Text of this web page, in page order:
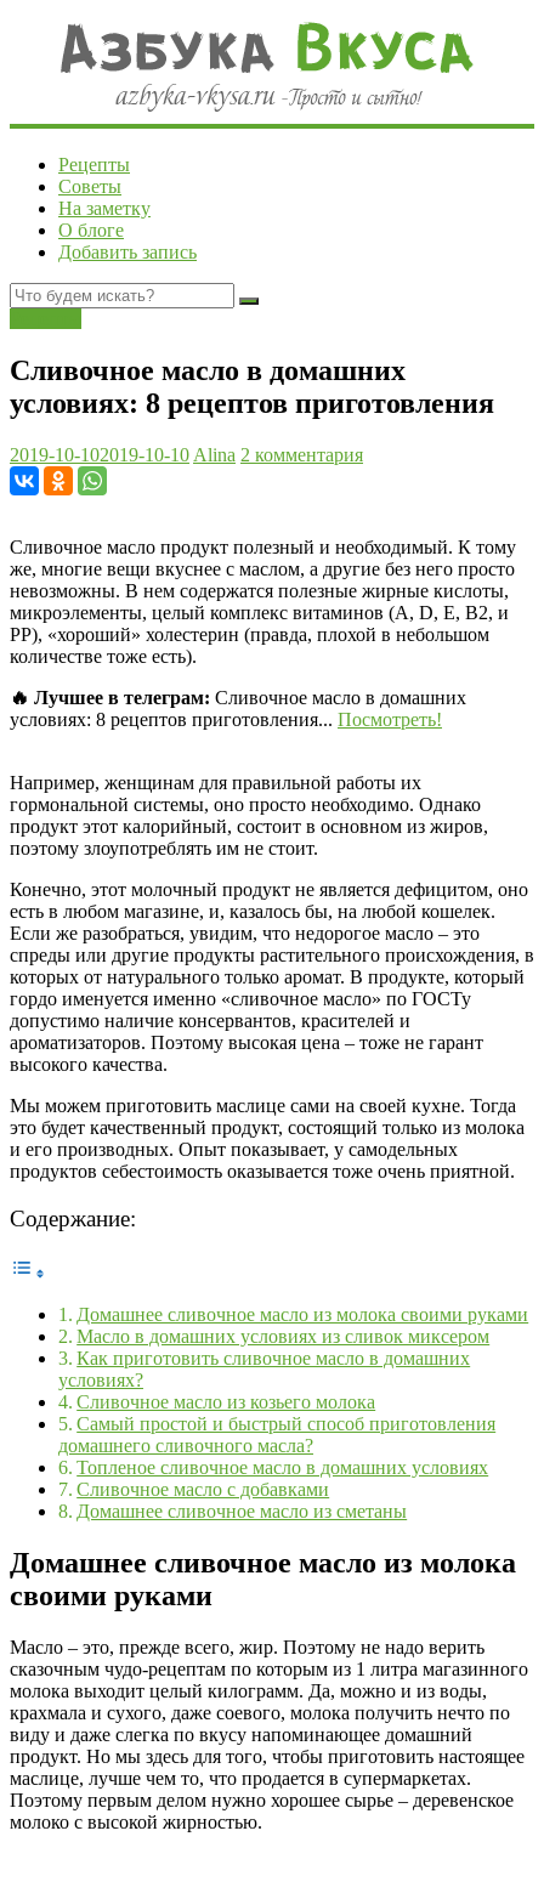
Рецепты
Советы
На заметку
О блоге
Добавить запись
Сливочное масло в домашних
условиях: 8 рецептов приготовления
2019-10-102019-10-10 Alina 2 комментария
Сливочное масло продукт полезный и необходимый. К тому
же, многие вещи вкуснее с маслом, а другие без него просто
невозможны. В нем содержатся полезные жирные кислоты,
микроэлементы, целый комплекс витаминов (А, D, Е, В2, и
РР), «хороший» холестерин (правда, плохой в небольшом
количестве тоже есть).
🔥 Лучшее в телеграм: Сливочное масло в домашних
условиях: 8 рецептов приготовления... Посмотреть!
Например, женщинам для правильной работы их
гормональной системы, оно просто необходимо. Однако
продукт этот калорийный, состоит в основном из жиров,
поэтому злоупотреблять им не стоит.
Конечно, этот молочный продукт не является дефицитом, оно
есть в любом магазине, и, казалось бы, на любой кошелек.
Если же разобраться, увидим, что недорогое масло – это
спреды или другие продукты растительного происхождения, в
которых от натурального только аромат. В продукте, который
гордо именуется именно «сливочное масло» по ГОСТу
допустимо наличие консервантов, красителей и
ароматизаторов. Поэтому высокая цена – тоже не гарант
высокого качества.
Мы можем приготовить маслице сами на своей кухне. Тогда
это будет качественный продукт, состоящий только из молока
и его производных. Опыт показывает, у самодельных
продуктов себестоимость оказывается тоже очень приятной.
Содержание:
Домашнее сливочное масло из молока своими руками
Масло в домашних условиях из сливок миксером
Как приготовить сливочное масло в домашних
условиях?
Сливочное масло из козьего молока
Самый простой и быстрый способ приготовления
домашнего сливочного масла?
Топленое сливочное масло в домашних условиях
Сливочное масло с добавками
Домашнее сливочное масло из сметаны
Домашнее сливочное масло из молока
своими руками
Масло – это, прежде всего, жир. Поэтому не надо верить
сказочным чудо-рецептам по которым из 1 литра магазинного
молока выходит целый килограмм. Да, можно и из воды,
крахмала и сухого, даже соевого, молока получить нечто по
виду и даже слегка по вкусу напоминающее домашний
продукт. Но мы здесь для того, чтобы приготовить настоящее
маслице, лучше чем то, что продается в супермаркетах.
Поэтому первым делом нужно хорошее сырье – деревенское
молоко с высокой жирностью.